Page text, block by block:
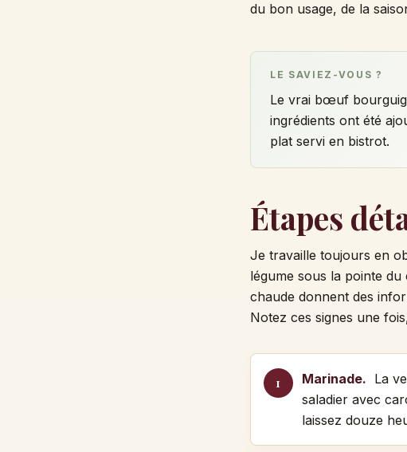
du bon usage, de la
LE SAVIEZ-VOUS ?
Le vrai bœuf
ingrédients ont été
plat servi en bistrot.
Étapes
Je travaille toujours en
légume sous la pointe
chaude donnent des
Notez ces signes une
Marinade. La
saladier avec
laissez douze